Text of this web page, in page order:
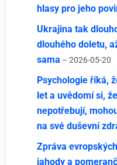
hlasy pro jeho
Ukrajina tak
dlouhého doletu,
sama – 2026-05-20
Psychologie říká,
let a uvědomí si,
nepotřebují,
na své duševní
Zpráva
jahody a